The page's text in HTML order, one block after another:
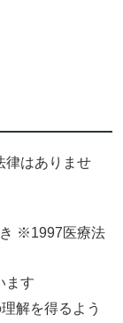
律はありませ
※1997医療法
ます
解を得るよう